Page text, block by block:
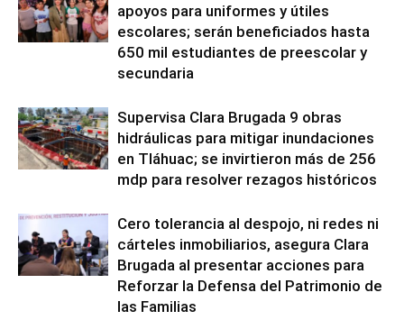
apoyos para uniformes y útiles
escolares; serán beneficiados hasta
650 mil estudiantes de preescolar y
secundaria
Supervisa Clara Brugada 9 obras
hidráulicas para mitigar inundaciones
en Tláhuac; se invirtieron más de 256
mdp para resolver rezagos históricos
Cero tolerancia al despojo, ni redes ni
cárteles inmobiliarios, asegura Clara
Brugada al presentar acciones para
Reforzar la Defensa del Patrimonio de
las Familias